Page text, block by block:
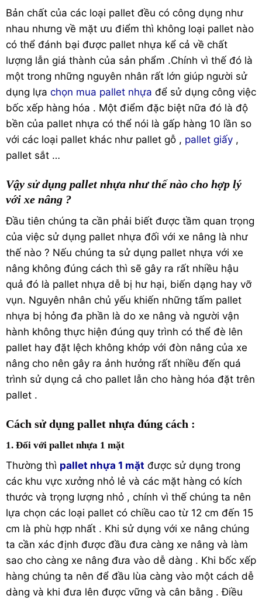
Bản chất của các loại pallet đều có công dụng như
nhau nhưng về mặt ưu điểm thì không loại pallet nào
có thể đánh bại được pallet nhựa kể cả về chất
lượng lẫn giá thành của sản phẩm .Chính vì thế đó là
một trong những nguyên nhân rất lớn giúp người sử
dụng lựa chọn mua pallet nhựa để sử dụng công việc
bốc xếp hàng hóa . Một điểm đặc biệt nữa đó là độ
bền của pallet nhựa có thể nói là gấp hàng 10 lần so
với các loại pallet khác như pallet gỗ , pallet giấy ,
pallet sắt …
Vậy sử dụng pallet nhựa như thế nào cho hợp lý
với xe nâng ?
Đầu tiên chúng ta cần phải biết được tầm quan trọng
của việc sử dụng pallet nhựa đối với xe nâng là như
thế nào ? Nếu chúng ta sử dụng pallet nhựa với xe
nâng không đúng cách thì sẽ gây ra rất nhiều hậu
quả đó là pallet nhựa dễ bị hư hại, biến dạng hay vỡ
vụn. Nguyên nhân chủ yếu khiến những tấm pallet
nhựa bị hỏng đa phần là do xe nâng và người vận
hành không thực hiện đúng quy trình có thể đè lên
pallet hay đặt lệch không khớp với đòn nâng của xe
nâng cho nên gây ra ảnh hưởng rất nhiều đến quá
trình sử dụng cả cho pallet lẫn cho hàng hóa đặt trên
pallet .
Cách sử dụng pallet nhựa đúng cách :
1. Đối với pallet nhựa 1 mặt
Thường thì pallet nhựa 1 mặt được sử dụng trong
các khu vực xưởng nhỏ lẻ và các mặt hàng có kích
thước và trọng lượng nhỏ , chính vì thế chúng ta nên
lựa chọn các loại pallet có chiều cao từ 12 cm đến 15
cm là phù hợp nhất . Khi sử dụng với xe nâng chúng
ta cần xác định được đầu đưa càng xe nâng và làm
sao cho càng xe nâng đưa vào dễ dàng . Khi bốc xếp
hàng chúng ta nên để đầu lùa càng vào một cách dễ
dàng và khi đưa lên được vững và cân bằng . Điều